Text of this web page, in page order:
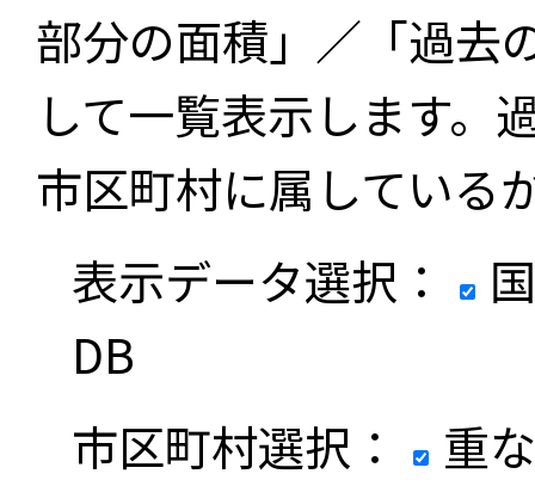
部分の面積」／「過去
して一覧表示します。
市区町村に属している
表示データ選択：
DB
市区町村選択：
重